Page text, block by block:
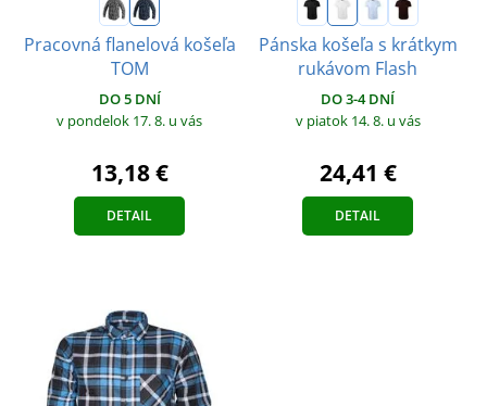
Pracovná flanelová košeľa
TOM
DO 5 DNÍ
v pondelok 17. 8. u vás
13,18 €
DETAIL
Pánska košeľa s krátkym
rukávom Flash
DO 3-4 DNÍ
v piatok 14. 8. u vás
24,41 €
DETAIL